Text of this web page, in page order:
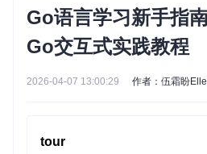
Go语言学习新手指
Go交互式实践教程
2026-04-07 13:00:29 作者：伍霜盼
tour